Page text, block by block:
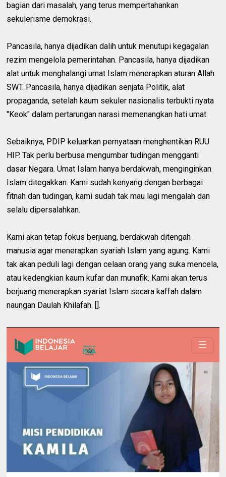
bagian dari masalah, yang terus mempertahankan
sekulerisme demokrasi.
Pancasila, hanya dijadikan dalih untuk menutupi kegagalan
rezim mengelola pemerintahan. Pancasila, hanya dijadikan
alat untuk menghalangi umat Islam menerapkan aturan Allah
SWT. Pancasila, hanya dijadikan senjata Politik, alat
propaganda, setelah kaum sekuler nasionalis terbukti nyata
"Keok" dalam pertarungan narasi memenangkan hati umat.
Sebaiknya, PDIP keluarkan pernyataan menghentikan RUU
HIP. Tak perlu berbusa mengumbar tudingan mengganti
dasar Negara. Umat Islam hanya berdakwah, menginginkan
Islam ditegakkan. Kami sudah kenyang dengan berbagai
fitnah dan tudingan, kami sudah tak mau lagi mengalah dan
selalu dipersalahkan.
Kami akan tetap fokus berjuang, berdakwah ditengah
manusia agar menerapkan syariah Islam yang agung. Kami
tak akan peduli lagi dengan celaan orang yang suka mencela,
atau kedengkian kaum kufar dan munafik. Kami akan terus
berjuang menerapkan syariat Islam secara kaffah dalam
naungan Daulah Khilafah. [].